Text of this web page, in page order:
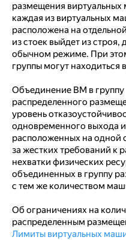
размещения
каждая из виртуальных
расположена на
из стоек выйдет из
обычном режиме. При
группы могут находиться
Объединение ВМ в группу
распределенного
уровень
одновременного выхода
расположенных на одной
за жестких требований к
нехватки физических
объединенных в группу
с тем же количеством
Об ограничениях на
распределенным
Лимиты виртуальных